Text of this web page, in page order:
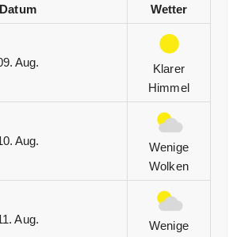
Datum Wetter
Aug.
Klarer
Himmel
Aug.
Wenige
Wolken
Aug.
Wenige